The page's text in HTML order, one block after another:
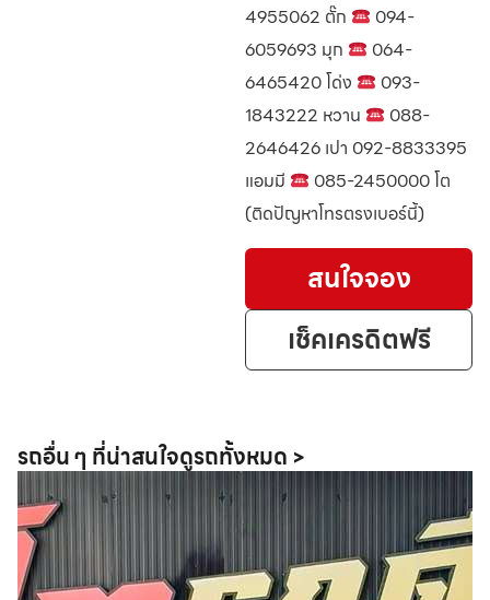
4955062 ตั๊ก
094-
6059693 มุก
064-
6465420 โด่ง
093-
1843222 หวาน
088-
2646426 เปา 092-8833395
แอมมี
085-2450000 โต
(ติดปัญหาโทรตรงเบอร์นี้)
สนใจจอง
เช็คเครดิตฟรี
รถอื่น ๆ ที่น่าสนใจดูรถทั้งหมด >